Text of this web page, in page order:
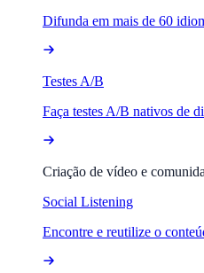
Difunda em mais de 60
Testes A/B
Faça testes A/B nativos de
Criação de vídeo e
Social Listening
Encontre e reutilize o